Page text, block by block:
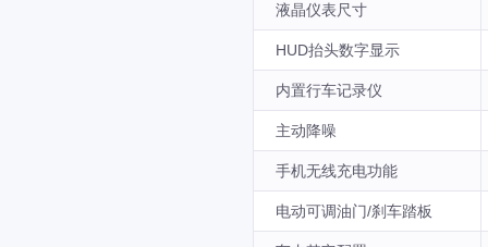
液晶仪表尺寸
HUD抬头数字显示
内置行车记录仪
主动降噪
手机无线充电功能
电动可调油门/刹车踏板